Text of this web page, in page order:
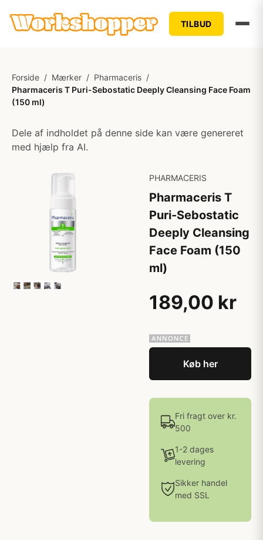
TILBUD
Forside / Mærker / Pharmaceris /
Pharmaceris T Puri-Sebostatic Deeply Cleansing Face Foam
(150 ml)
Dele af indholdet på denne side kan være genereret
med hjælp fra AI.
PHARMACERIS
Pharmaceris T
Puri-Sebostatic
Deeply Cleansing
Face Foam (150
ml)
189,00 kr
Køb her
Fri fragt over kr.
500
1-2 dages
levering
Sikker handel
med SSL